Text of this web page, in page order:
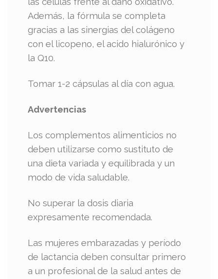
Además, la fórmula se completa
gracias a las sinergias del colágeno
con el licopeno, el acido hialurónico y
la Q10.
Tomar 1-2 cápsulas al día con agua.
Advertencias
Los complementos alimenticios no
deben utilizarse como sustituto de
una dieta variada y equilibrada y un
modo de vida saludable.
No superar la dosis diaria
expresamente recomendada.
Las mujeres embarazadas y período
de lactancia deben consultar primero
a un profesional de la salud antes de